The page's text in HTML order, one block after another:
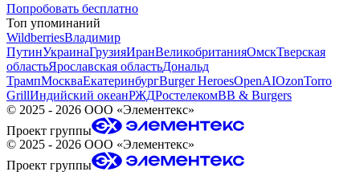
Попробовать бесплатно
Топ упоминаний
WildberriesВладимир
ПутинУкраинаГрузияИранВеликобританияОмскТверская
областьЯрославская областьДональд
ТрампМоскваЕкатеринбургBurger HeroesOpenAIOzonTorro
GrillИндийский океанРЖДРостелекомBB & Burgers
© 2025 - 2026 ООО «Элементекс»
Проект группы
© 2025 - 2026 ООО «Элементекс»
Проект группы